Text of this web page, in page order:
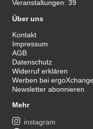
Veranstaltungen:39
Über uns
Kontakt
Impressum
AGB
Datenschutz
Widerruf erklären
Werben bei
Newsletter abonnieren
Mehr
instagram